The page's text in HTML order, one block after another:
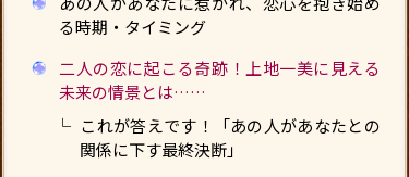
る時期・タイミング
二人の恋に起こる奇跡！上地一美に見える
未来の情景とは……
これが答えです！「あの人があなたとの
関係に下す最終決断」